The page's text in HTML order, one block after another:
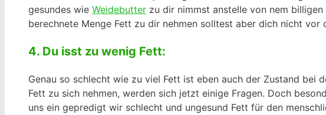
gesundes wie Weidebutter zu dir nimmst anstelle von nem
berechnete Menge Fett zu dir nehmen solltest aber dich nicht
4. Du isst zu wenig Fett:
Genau so schlecht wie zu viel Fett ist eben auch der Zustand bei
Fett zu sich nehmen, werden sich jetzt einige Fragen. Doch
uns ein gepredigt wir schlecht und ungesund Fett für den